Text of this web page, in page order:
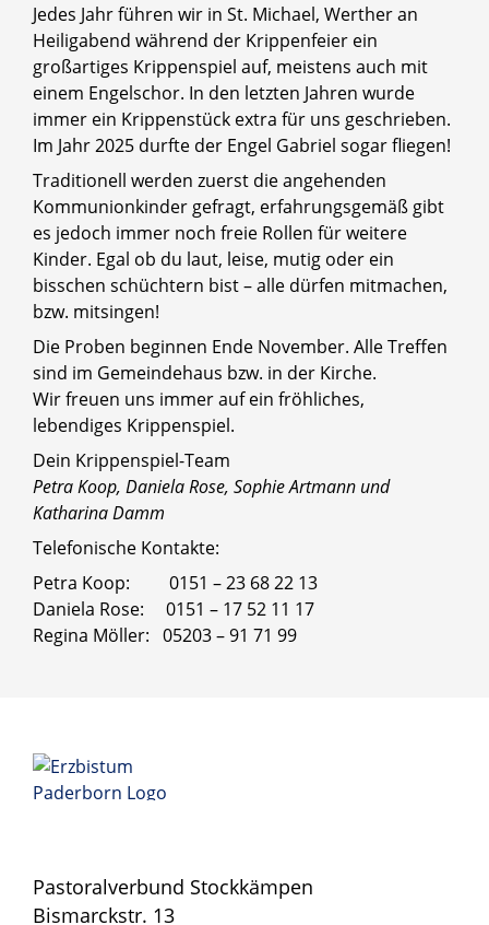
Jedes Jahr führen wir in St. Michael, Werther an
Heiligabend während der Krippenfeier ein
großartiges Krippenspiel auf, meistens auch mit
einem Engelschor. In den letzten Jahren wurde
immer ein Krippenstück extra für uns geschrieben.
Im Jahr 2025 durfte der Engel Gabriel sogar fliegen!
Traditionell werden zuerst die angehenden
Kommunionkinder gefragt, erfahrungsgemäß gibt
es jedoch immer noch freie Rollen für weitere
Kinder. Egal ob du laut, leise, mutig oder ein
bisschen schüchtern bist – alle dürfen mitmachen,
bzw. mitsingen!
Die Proben beginnen Ende November. Alle Treffen
sind im Gemeindehaus bzw. in der Kirche.
Wir freuen uns immer auf ein fröhliches,
lebendiges Krippenspiel.
Dein Krippenspiel-Team
Petra Koop, Daniela Rose, Sophie Artmann und
Katharina Damm
Telefonische Kontakte:
Petra Koop: 0151 – 23 68 22 13
Daniela Rose: 0151 – 17 52 11 17
Regina Möller: 05203 – 91 71 99
Pastoralverbund Stockkämpen
Bismarckstr. 13